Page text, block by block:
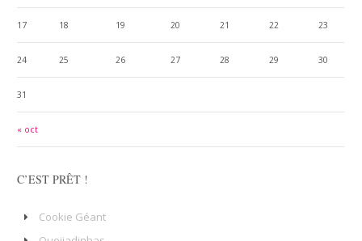
« oct
17 18 19 20 21 22 23
24 25 26 27 28 29 30
31
C’EST PRÊT !
Cookie Géant